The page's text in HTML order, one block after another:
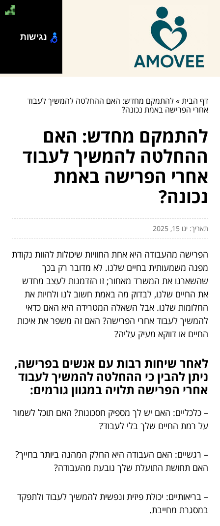
דף הבית»להתמקם מחדש: האם ההחלטה להמשיך לעבוד
אחרי הפרישה באמת נכונה?
להתמקם מחדש: האם
ההחלטה להמשיך לעבוד
אחרי הפרישה באמת
נכונה?
תאריך: ינו 15, 2025
הפרישה מהעבודה היא אחת החוויות שיכולות להוות נקודת
מפנה משמעותית בחיים שלנו. לא מדובר רק בכך
שהשארנו את המשרד מאחור; זו הזדמנות לעצב מחדש
את החיים שלנו, לבדוק מה באמת חשוב לנו ולחיות את
החלומות שלנו. אבל השאלה המטרידה היא האם כדאי
להמשיך לעבוד אחרי הפרישה? האם זה משפר את איכות
החיים או דווקא מעיק עליה?
לאחר שיחות רבות עם אנשים בפרישה,
ניתן להבין כי ההחלטה להמשיך לעבוד
אחרי הפרישה תלויה במגוון גורמים:
– כלכליים: האם יש לך מספיק חסכונות? האם תוכל לשמור
על רמת החיים שלך בלי לעבוד?
– רגשיים: האם העבודה היא החלק המהנה ביותר בחייך?
האם תחושת התועלת שלך נובעת מהעבודה?
– בריאותיים: יכולת פיזית ונפשית להמשיך לעבוד ולתפקד
במסגרת מחייבת.
נגישות